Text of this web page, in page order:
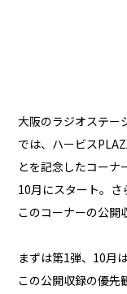
大阪のラジオステー
では、ハービス
とを記念したコーナ
10月にスタート。
このコーナーの公開
まずは第1弾、10月
この公開収録の優先